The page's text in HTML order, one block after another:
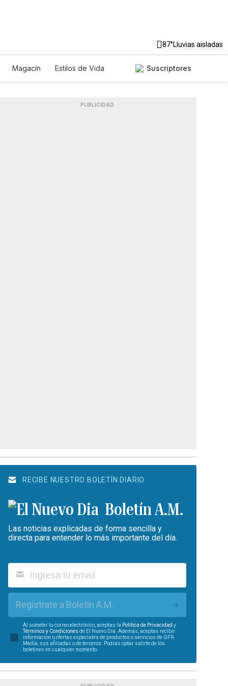
87°Lluvias aisladas
Magacín
Estilos de Vida
Suscriptores
PUBLICIDAD
RECIBE NUESTRO BOLETÍN DIARIO
Boletín A.M.
Las noticias explicadas de forma sencilla y
directa para entender lo más importante del día.
Regístrate a Boletín A.M.
Al someter tu correo electrónico, aceptas la Política de Privacidad y
Términos y Condiciones de El Nuevo Día. Además, aceptas recibir
información u ofertas especiales de productos o servicios de GFR
Media, sus afiliadas o de terceros. Podrás optar salirte de los
boletines en cualquier momento.